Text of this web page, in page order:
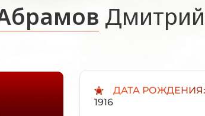
ДАТА РОЖДЕНИЯ:
1916